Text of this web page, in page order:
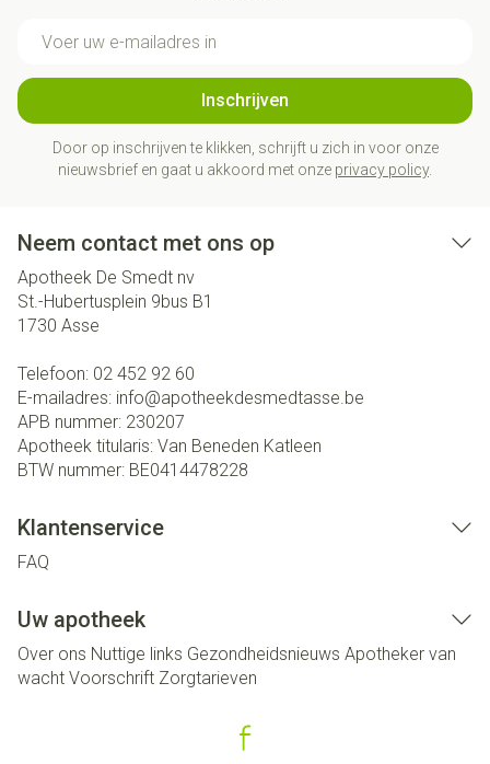
Inschrijven
Door op inschrijven te klikken, schrijft u zich in voor onze
nieuwsbrief en gaat u akkoord met onze privacy policy.
Neem contact met ons op
Apotheek De Smedt nv
St.-Hubertusplein 9bus B1
1730 Asse
Telefoon: 02 452 92 60
E-mailadres: info@apotheekdesmedtasse.be
APB nummer: 230207
Apotheek titularis: Van Beneden Katleen
BTW nummer: BE0414478228
Klantenservice
FAQ
Uw apotheek
Over ons Nuttige links Gezondheidsnieuws Apotheker van
wacht Voorschrift Zorgtarieven